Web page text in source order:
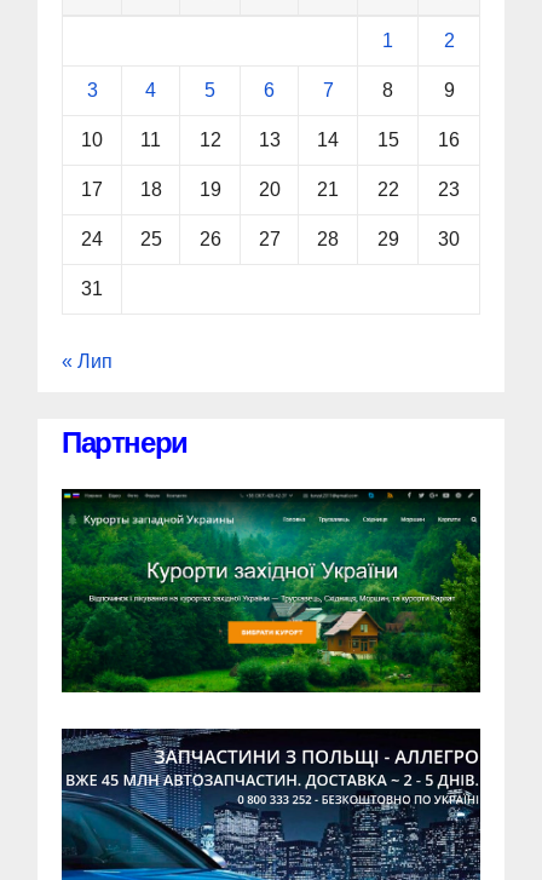
1 2
3 4 5 6 7 8 9
10 11 12 13 14 15 16
17 18 19 20 21 22 23
24 25 26 27 28 29 30
31
« Лип
Партнери